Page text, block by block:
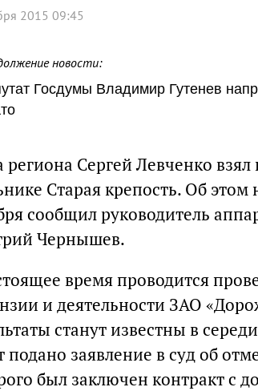
2015 09:45
новости:
Госдумы Владимир Гутенев
региона Сергей Левченко
Старая крепость. Об этом
сообщил руководитель
Чернышев.
время проводится
и деятельности ЗАО
станут известны в
подано заявление в суд об
был заключен контракт с